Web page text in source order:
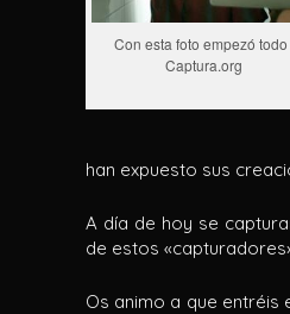
Con esta foto empezó todo
Captura.org
han expuesto sus
A día de hoy se
de estos
Os animo a que